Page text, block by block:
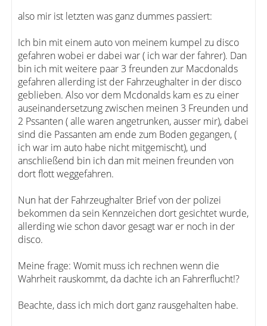
also mir ist letzten was ganz dummes passiert:
Ich bin mit einem auto von meinem kumpel zu disco
gefahren wobei er dabei war ( ich war der fahrer). Dan
bin ich mit weitere paar 3 freunden zur Macdonalds
gefahren allerding ist der Fahrzeughalter in der disco
geblieben. Also vor dem Mcdonalds kam es zu einer
auseinandersetzung zwischen meinen 3 Freunden und
2 Pssanten ( alle waren angetrunken, ausser mir), dabei
sind die Passanten am ende zum Boden gegangen, (
ich war im auto habe nicht mitgemischt), und
anschließend bin ich dan mit meinen freunden von
dort flott weggefahren.
Nun hat der Fahrzeughalter Brief von der polizei
bekommen da sein Kennzeichen dort gesichtet wurde,
allerding wie schon davor gesagt war er noch in der
disco.
Meine frage: Womit muss ich rechnen wenn die
Wahrheit rauskommt, da dachte ich an Fahrerflucht!?
Beachte, dass ich mich dort ganz rausgehalten habe.